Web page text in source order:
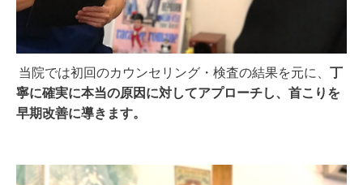
当院では初回のカウンセリング・検査の結果を元に、 丁
寧に確実に本当の原因に対してアプローチし、首こりを
早期改善に導きます。